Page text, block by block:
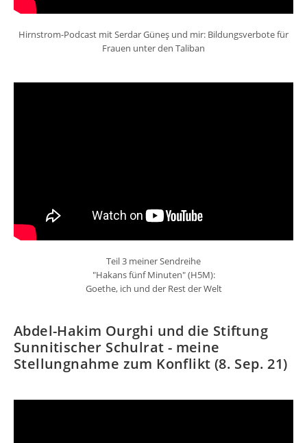
Hirnstrom-Podcast mit Serdar Güneş und mir: Bildungsverbote für
Frauen unter den Taliban
Teil 3 meiner Sendreihe
"Hakans fünf Minuten" (H5M):
Goethe, ich und der Rest der Welt
Abdel-Hakim Ourghi und die Stiftung
Sunnitischer Schulrat - meine
Stellungnahme zum Konflikt (8. Sep. 21)